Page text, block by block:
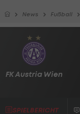
News Fußball
FK Austria Wien
SPIELBERICHT